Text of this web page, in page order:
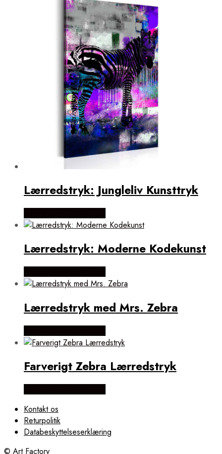
Lærredstryk: Jungleliv Kunsttryk
Lærredstryk: Moderne Kodekunst
Lærredstryk med Mrs. Zebra
Farverigt Zebra Lærredstryk
Kontakt os
Returpolitik
Databeskyttelseserklæring
© Art Factory